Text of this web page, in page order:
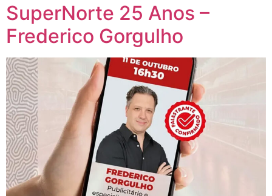
SuperNorte 25 Anos –
Frederico Gorgulho